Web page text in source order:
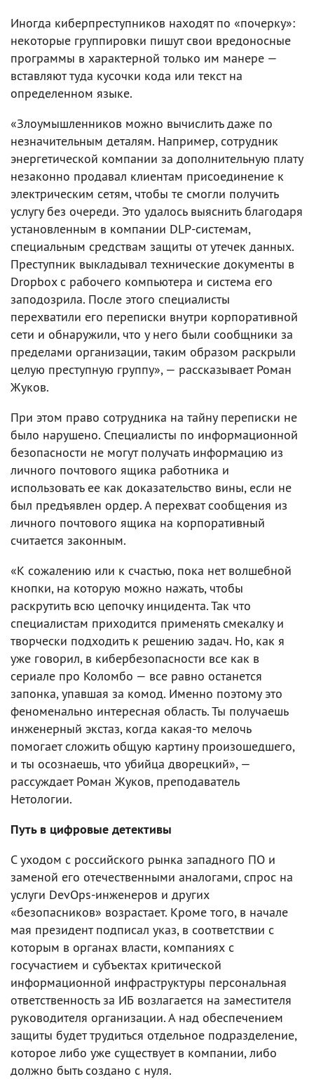
Иногда киберпреступников находят по «почерку»:
некоторые группировки пишут свои вредоносные
программы в характерной только им манере —
вставляют туда кусочки кода или текст на
определенном языке.
«Злоумышленников можно вычислить даже по
незначительным деталям. Например, сотрудник
энергетической компании за дополнительную плату
незаконно продавал клиентам присоединение к
электрическим сетям, чтобы те смогли получить
услугу без очереди. Это удалось выяснить благодаря
установленным в компании DLP-системам,
специальным средствам защиты от утечек данных.
Преступник выкладывал технические документы в
Dropbox с рабочего компьютера и система его
заподозрила. После этого специалисты
перехватили его переписки внутри корпоративной
сети и обнаружили, что у него были сообщники за
пределами организации, таким образом раскрыли
целую преступную группу», — рассказывает Роман
Жуков.
При этом право сотрудника на тайну переписки не
было нарушено. Специалисты по информационной
безопасности не могут получать информацию из
личного почтового ящика работника и
использовать ее как доказательство вины, если не
был предъявлен ордер. А перехват сообщения из
личного почтового ящика на корпоративный
считается законным.
«К сожалению или к счастью, пока нет волшебной
кнопки, на которую можно нажать, чтобы
раскрутить всю цепочку инцидента. Так что
специалистам приходится применять смекалку и
творчески подходить к решению задач. Но, как я
уже говорил, в кибербезопасности все как в
сериале про Коломбо — все равно останется
запонка, упавшая за комод. Именно поэтому это
феноменально интересная область. Ты получаешь
инженерный экстаз, когда какая-то мелочь
помогает сложить общую картину произошедшего,
и ты осознаешь, что убийца дворецкий», —
рассуждает Роман Жуков, преподаватель
Нетологии.
Путь в цифровые детективы
С уходом с российского рынка западного ПО и
заменой его отечественными аналогами, спрос на
услуги DevOps-инженеров и других
«безопасников» возрастает. Кроме того, в начале
мая президент подписал указ, в соответствии с
которым в органах власти, компаниях с
госучастием и субъектах критической
информационной инфраструктуры персональная
ответственность за ИБ возлагается на заместителя
руководителя организации. А над обеспечением
защиты будет трудиться отдельное подразделение,
которое либо уже существует в компании, либо
должно быть создано с нуля.